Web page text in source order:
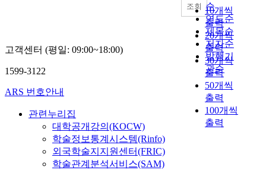
순
연도순
제목순
저자순
발행기
관순
10개씩
출력
20개씩
출력
30개씩
출력
50개씩
출력
100개씩
출력
조회
고객센터 (평일: 09:00~18:00)
1599-3122
ARS 번호안내
관련누리집
대학공개강의(KOCW)
학술정보통계시스템(Rinfo)
외국학술지지원센터(FRIC)
학술관계분석서비스(SAM)